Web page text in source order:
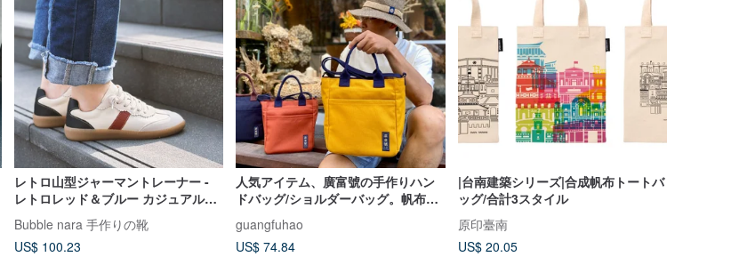
レトロ山型ジャーマントレーナー -
レトロレッド＆ブルー カジュアルシ
Bubble nara 手作りの靴
US$ 100.23
人気アイテム、廣富號の手作りハン
ドバッグ/ショルダーバッグ。帆布
最適です。
guangfuhao
US$ 74.84
|台南建築シリーズ|合成帆布トートバ
ッグ/合計3スタイル
原印臺南
US$ 20.05